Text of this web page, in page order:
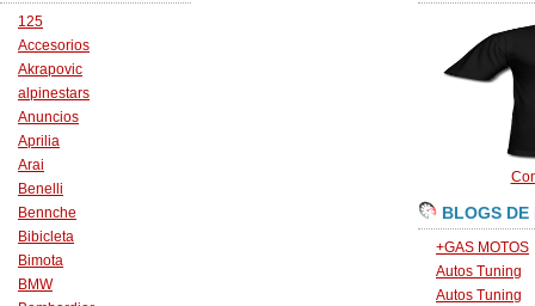
125
Accesorios
Akrapovic
alpinestars
Anuncios
Aprilia
Arai
Benelli
Bennche
Bibicleta
Bimota
BMW
BLOGS DE
+GAS MOTOS
Autos Tuning
Autos Tuning